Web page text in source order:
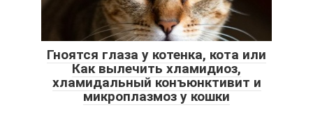
Гноятся глаза у котенка, кота или
Как вылечить хламидиоз,
хламидальный конъюнктивит и
микроплазмоз у кошки